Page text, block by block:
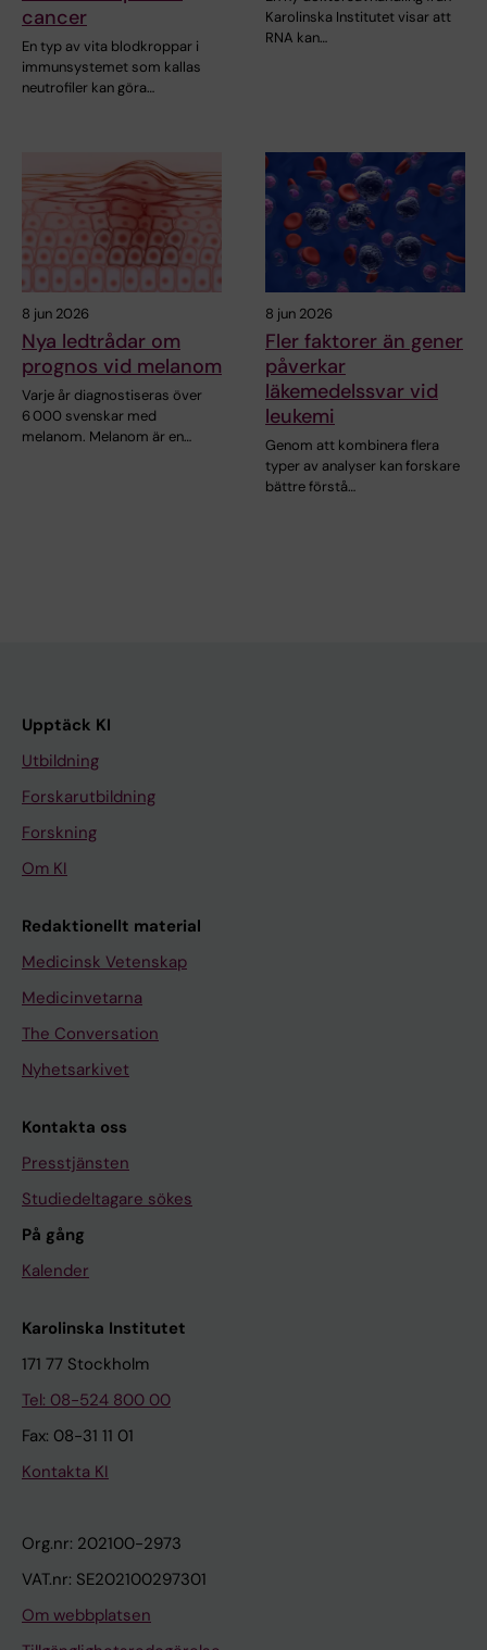
cancer
En typ av vita blodkroppar i
immunsystemet som kallas
neutrofiler kan göra…
Karolinska Institutet visar att
RNA kan…
8 jun 2026
Nya ledtrådar om
prognos vid melanom
Varje år diagnostiseras över
6 000 svenskar med
melanom. Melanom är en…
8 jun 2026
Fler faktorer än gener
påverkar
läkemedelssvar vid
leukemi
Genom att kombinera flera
typer av analyser kan forskare
bättre förstå…
Upptäck KI
Utbildning
Forskarutbildning
Forskning
Om KI
Redaktionellt material
Medicinsk Vetenskap
Medicinvetarna
The Conversation
Nyhetsarkivet
Kontakta oss
Presstjänsten
Studiedeltagare sökes
På gång
Kalender
Karolinska Institutet
171 77 Stockholm
Tel: 08-524 800 00
Fax: 08-31 11 01
Kontakta KI
Org.nr: 202100-2973
VAT.nr: SE202100297301
Om webbplatsen